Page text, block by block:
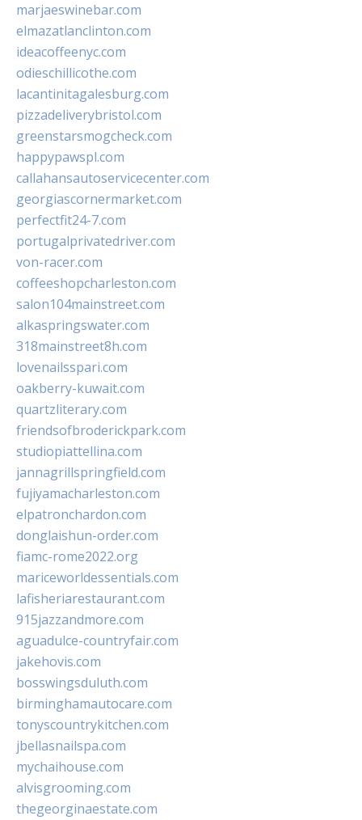
marjaeswinebar.com
elmazatlanclinton.com
ideacoffeenyc.com
odieschillicothe.com
lacantinitagalesburg.com
pizzadeliverybristol.com
greenstarsmogcheck.com
happypawspl.com
callahansautoservicecenter.com
georgiascornermarket.com
perfectfit24-7.com
portugalprivatedriver.com
von-racer.com
coffeeshopcharleston.com
salon104mainstreet.com
alkaspringswater.com
318mainstreet8h.com
lovenailsspari.com
oakberry-kuwait.com
quartzliterary.com
friendsofbroderickpark.com
studiopiattellina.com
jannagrillspringfield.com
fujiyamacharleston.com
elpatronchardon.com
donglaishun-order.com
fiamc-rome2022.org
mariceworldessentials.com
lafisheriarestaurant.com
915jazzandmore.com
aguadulce-countryfair.com
jakehovis.com
bosswingsduluth.com
birminghamautocare.com
tonyscountrykitchen.com
jbellasnailspa.com
mychaihouse.com
alvisgrooming.com
thegeorginaestate.com